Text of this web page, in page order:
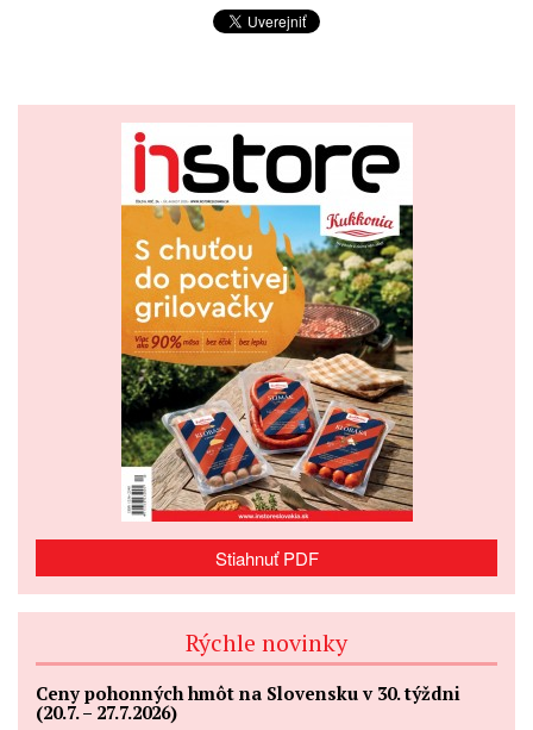
Stiahnuť PDF
Rýchle novinky
Ceny pohonných hmôt na Slovensku v 30. týždni
(20.7. – 27.7.2026)